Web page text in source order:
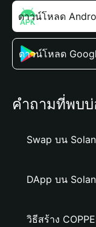
ดาวน์โหลด
ดาวน์โหลด
คำถามที่พบบ่
Swap บน
DApp บน
วิธีสร้าง